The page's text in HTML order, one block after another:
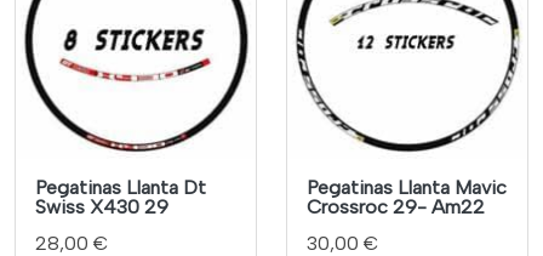
Pegatinas Llanta Dt
Swiss X430 29
28,00 €
Pegatinas Llanta Mavic
Crossroc 29- Am22
30,00 €